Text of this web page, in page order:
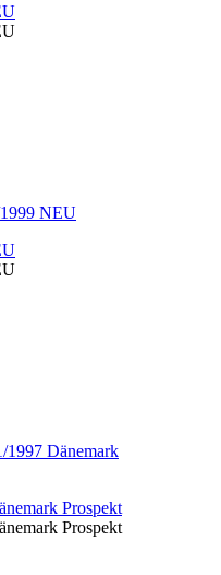
Prospekt
Prospekt